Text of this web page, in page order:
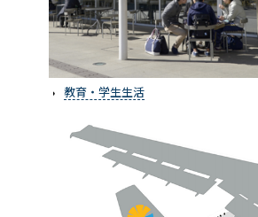
教育・学生生活